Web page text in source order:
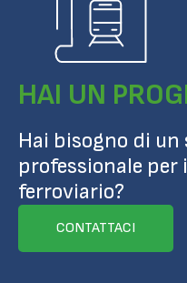
HAI UN
Hai bisogno di
professionale
ferroviario?
CONTATTACI